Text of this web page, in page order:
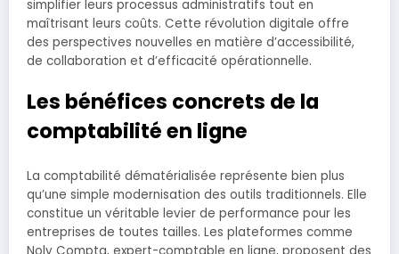
simplifier leurs processus administratifs tout en
maîtrisant leurs coûts. Cette révolution digitale offre
des perspectives nouvelles en matière d’accessibilité,
de collaboration et d’efficacité opérationnelle.
Les bénéfices concrets de la
comptabilité en ligne
La comptabilité dématérialisée représente bien plus
qu’une simple modernisation des outils traditionnels. Elle
constitue un véritable levier de performance pour les
entreprises de toutes tailles. Les plateformes comme
Noly Compta, expert-comptable en ligne, proposent des